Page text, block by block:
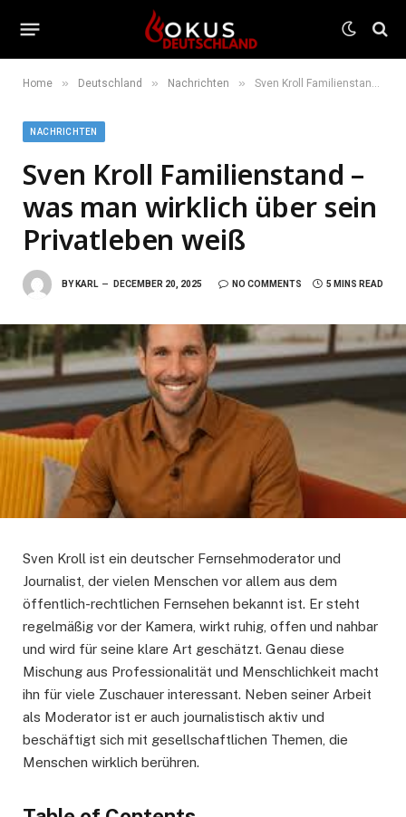
Home » Deutschland » Nachrichten » Sven Kroll Familienstand – was man wirklich über sein Privatleben weiß
NACHRICHTEN
Sven Kroll Familienstand –
was man wirklich über sein
Privatleben weiß
BY KARL DECEMBER 20, 2025 NO COMMENTS 5 MINS READ
Sven Kroll ist ein deutscher Fernsehmoderator und
Journalist, der vielen Menschen vor allem aus dem
öffentlich-rechtlichen Fernsehen bekannt ist. Er steht
regelmäßig vor der Kamera, wirkt ruhig, offen und nahbar
und wird für seine klare Art geschätzt. Genau diese
Mischung aus Professionalität und Menschlichkeit macht
ihn für viele Zuschauer interessant. Neben seiner Arbeit
als Moderator ist er auch journalistisch aktiv und
beschäftigt sich mit gesellschaftlichen Themen, die
Menschen wirklich berühren.